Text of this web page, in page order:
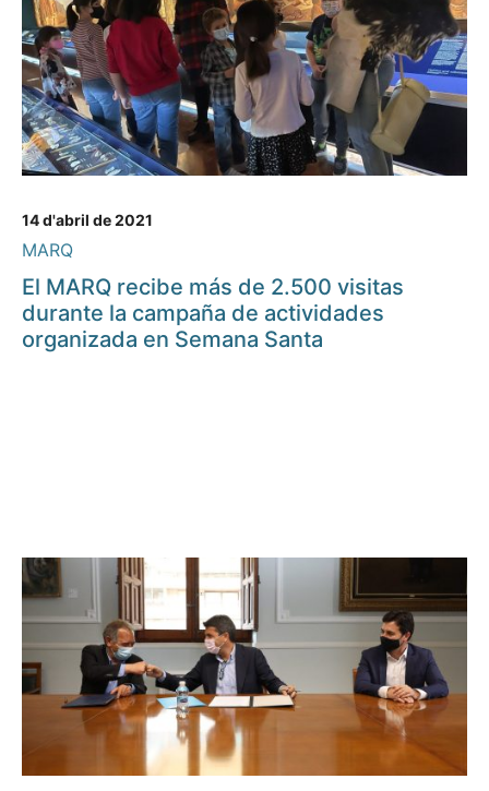
14 d'abril de 2021
MARQ
El MARQ recibe más de 2.500 visitas
durante la campaña de actividades
organizada en Semana Santa